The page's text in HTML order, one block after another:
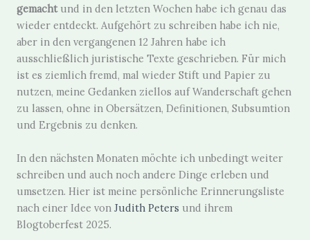
gemacht und in den letzten Wochen habe ich genau das
wieder entdeckt. Aufgehört zu schreiben habe ich nie,
aber in den vergangenen 12 Jahren habe ich
ausschließlich juristische Texte geschrieben. Für mich
ist es ziemlich fremd, mal wieder Stift und Papier zu
nutzen, meine Gedanken ziellos auf Wanderschaft gehen
zu lassen, ohne in Obersätzen, Definitionen, Subsumtion
und Ergebnis zu denken.
In den nächsten Monaten möchte ich unbedingt weiter
schreiben und auch noch andere Dinge erleben und
umsetzen. Hier ist meine persönliche Erinnerungsliste
nach einer Idee von Judith Peters und ihrem
Blogtoberfest 2025.